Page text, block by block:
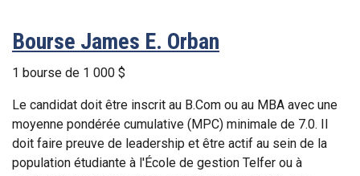
Bourse James E. Orban
1 bourse de 1 000 $
Le candidat doit être inscrit au B.Com ou au MBA avec une
moyenne pondérée cumulative (MPC) minimale de 7.0. Il
doit faire preuve de leadership et être actif au sein de la
population étudiante à l'École de gestion Telfer ou à